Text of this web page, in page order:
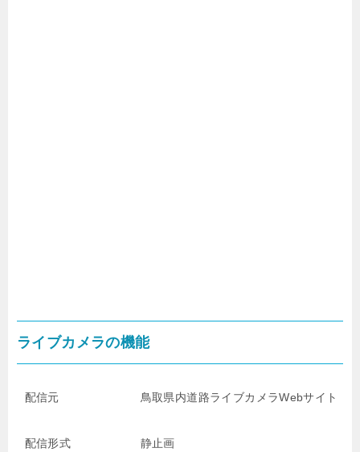
ライブカメラの機能
配信元 鳥取県内道路ライブカメラWebサイト
配信形式 静止画